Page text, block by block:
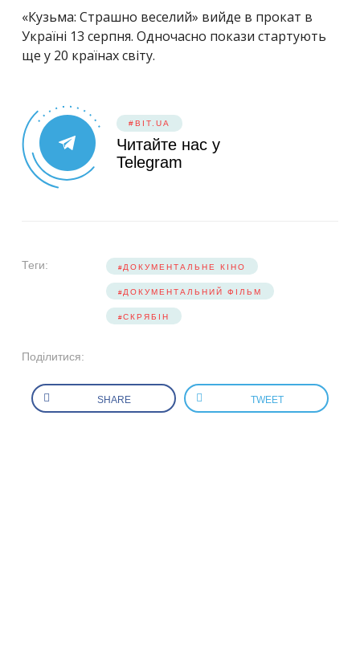
«Кузьма: Страшно веселий» вийде в прокат в
Україні 13 серпня. Одночасно покази стартують
ще у 20 країнах світу.
#BIT.UA
Читайте нас у
Telegram
Теги: ДОКУМЕНТАЛЬНЕ КІНО
ДОКУМЕНТАЛЬНИЙ ФІЛЬМ
СКРЯБІН
Поділитися:
SHARE TWEET